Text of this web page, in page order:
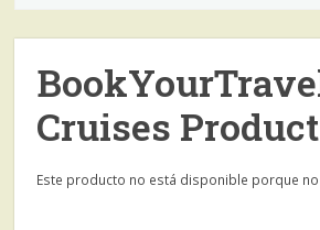
Cruises Product
Este producto no está disponible porque